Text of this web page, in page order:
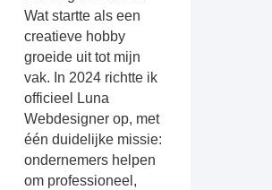
Wat startte als een
creatieve hobby
groeide uit tot mijn
vak. In 2024 richtte ik
officieel Luna
Webdesigner op, met
één duidelijke missie:
ondernemers helpen
om professioneel,